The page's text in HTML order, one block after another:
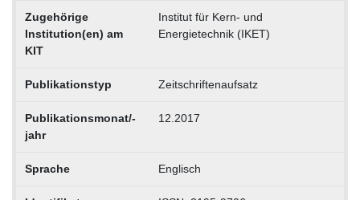
Zugehörige
Institution(en) am
KIT
Institut für Kern- und
Energietechnik (IKET)
Publikationstyp Zeitschriftenaufsatz
Publikationsmonat/-
jahr
12.2017
Sprache Englisch